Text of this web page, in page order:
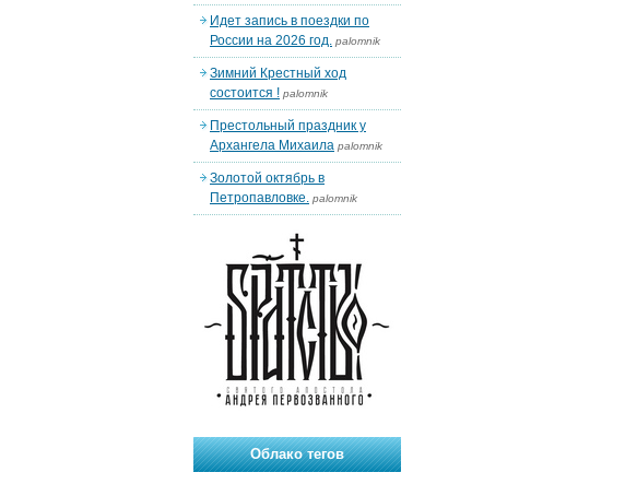
Идет запись в поездки по
России на 2026 год. palomnik
Зимний Крестный ход
состоится ! palomnik
Престольный праздник у
Архангела Михаила palomnik
Золотой октябрь в
Петропавловке. palomnik
Облако тегов